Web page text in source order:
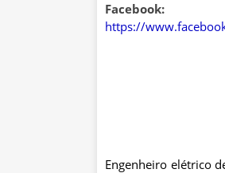
Facebook:
https://
Engenheiro elétrico